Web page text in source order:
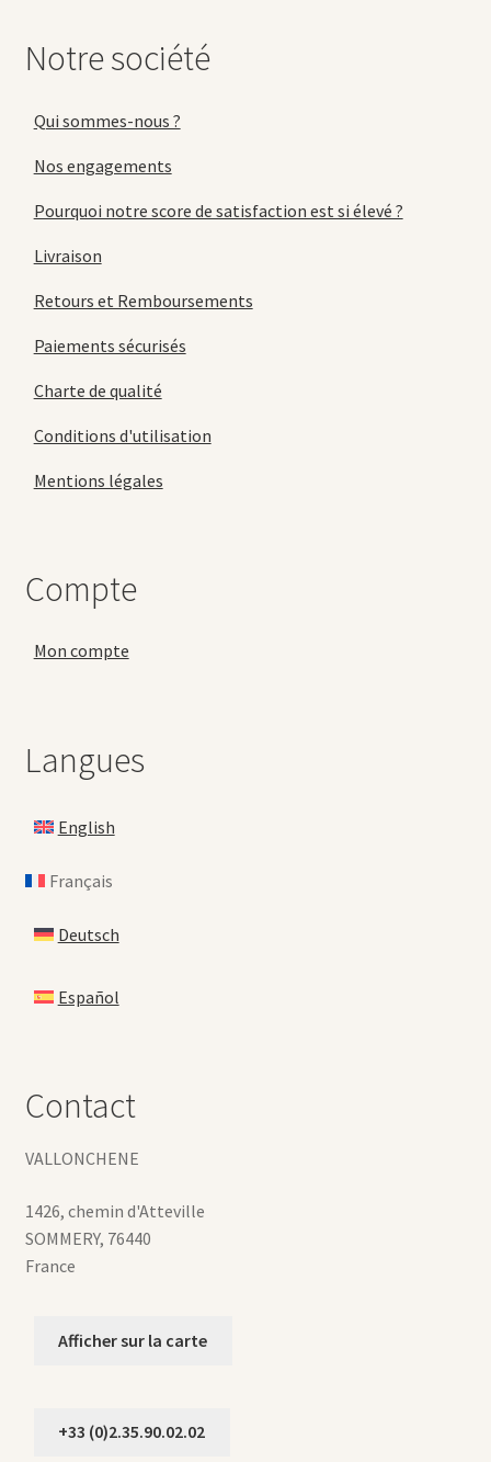
Notre société
Qui sommes-nous ?
Nos engagements
Pourquoi notre score de satisfaction est si élevé ?
Livraison
Retours et Remboursements
Paiements sécurisés
Charte de qualité
Conditions d'utilisation
Mentions légales
Compte
Mon compte
Langues
English
Français
Deutsch
Español
Contact
VALLONCHENE
1426, chemin d'Atteville
SOMMERY, 76440
France
Afficher sur la carte
+33 (0)2.35.90.02.02